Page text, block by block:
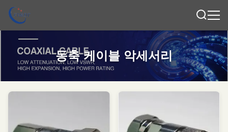
동축 케이블 악세서리